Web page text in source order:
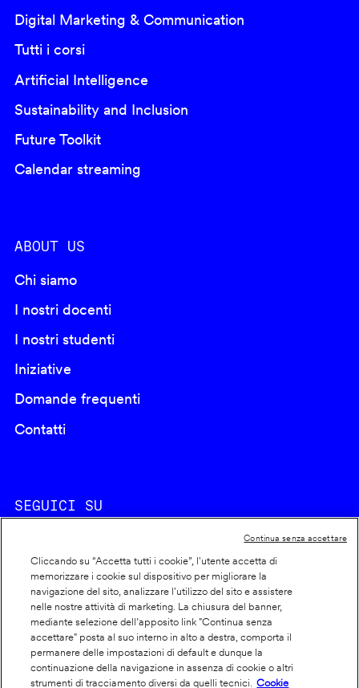
Digital Marketing & Communication
Tutti i corsi
Artificial Intelligence
Sustainability and Inclusion
Future Toolkit
Calendar streaming
ABOUT US
Chi siamo
I nostri docenti
I nostri studenti
Iniziative
Domande frequenti
Contatti
SEGUICI SU
Footer
info
Cookie policy
Dichiarazione di accessibilità
Privacy
Cliccando su “Accetta tutti i cookie”, l'utente accetta di
memorizzare i cookie sul dispositivo per migliorare la
navigazione del sito, analizzare l'utilizzo del sito e assistere
nelle nostre attività di marketing. La chiusura del banner,
mediante selezione dell’apposito link "Continua senza
accettare" posta al suo interno in alto a destra, comporta il
permanere delle impostazioni di default e dunque la
continuazione della navigazione in assenza di cookie o altri
strumenti di tracciamento diversi da quelli tecnici.
Cookie
Continua senza accettare